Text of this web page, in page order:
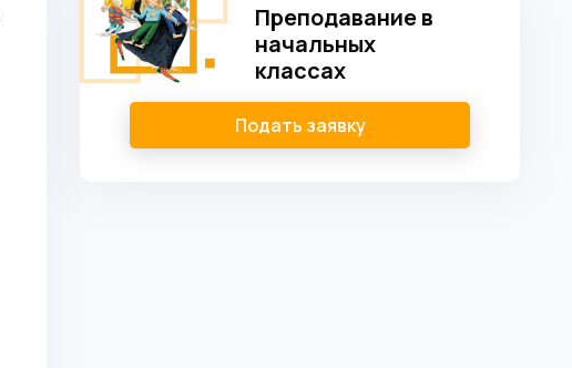
Преподавание в
начальных
классах
Подать заявку